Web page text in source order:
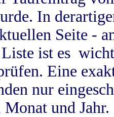
In
Seite -
ist es
Eine
nur
und Jahr.